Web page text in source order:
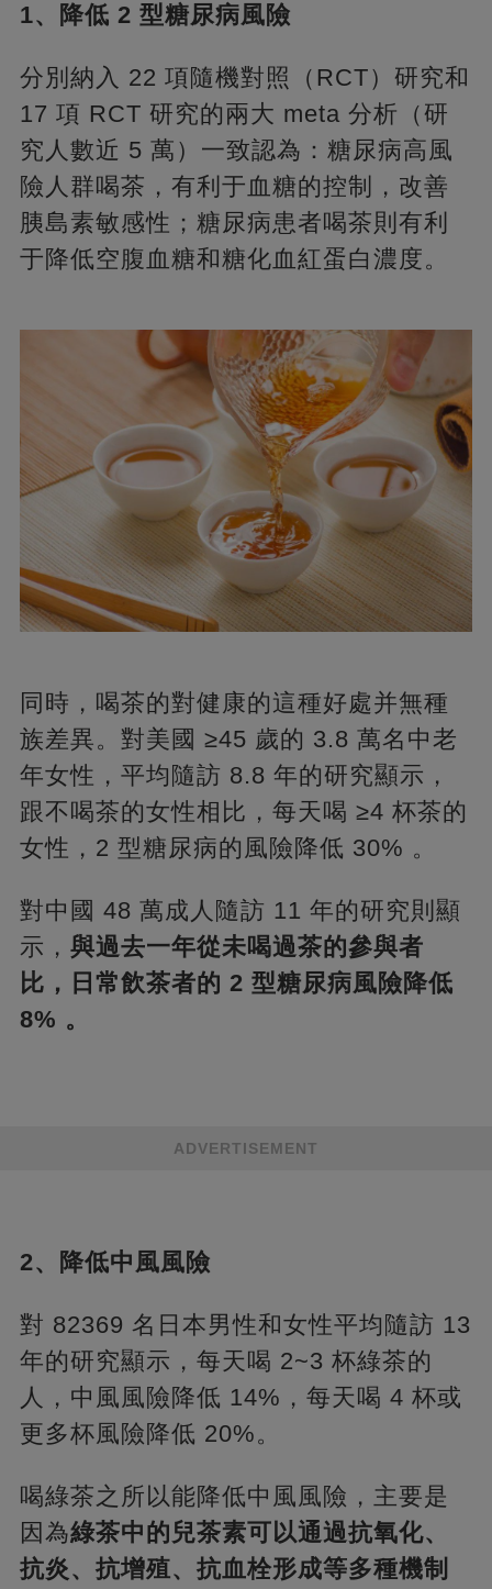
1、降低 2 型糖尿病風險
分別納入 22 項隨機對照（RCT）研究和
17 項 RCT 研究的兩大 meta 分析（研
究人數近 5 萬）一致認為：糖尿病高風
險人群喝茶，有利于血糖的控制，改善
胰島素敏感性；糖尿病患者喝茶則有利
于降低空腹血糖和糖化血紅蛋白濃度。
同時，喝茶的對健康的這種好處并無種
族差異。對美國 ≥45 歲的 3.8 萬名中老
年女性，平均隨訪 8.8 年的研究顯示，
跟不喝茶的女性相比，每天喝 ≥4 杯茶的
女性，2 型糖尿病的風險降低 30% 。
對中國 48 萬成人隨訪 11 年的研究則顯
示， 與過去一年從未喝過茶的參與者
比，日常飲茶者的 2 型糖尿病風險降低
8% 。
ADVERTISEMENT
2、降低中風風險
對 82369 名日本男性和女性平均隨訪 13
年的研究顯示，每天喝 2~3 杯綠茶的
人，中風風險降低 14%，每天喝 4 杯或
更多杯風險降低 20%。
喝綠茶之所以能降低中風風險，主要是
因為綠茶中的兒茶素可以通過抗氧化、
抗炎、抗增殖、抗血栓形成等多種機制